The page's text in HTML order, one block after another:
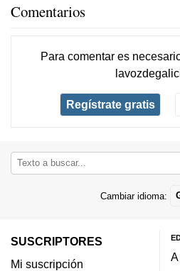
Comentarios
Para comentar es
Regístrate gratis
Cambiar idioma:
SUSCRIPTORES
Mi suscripción